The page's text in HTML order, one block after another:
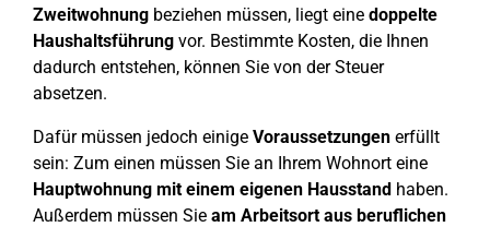
Zweitwohnung beziehen müssen, liegt eine doppelte
Haushaltsführung vor. Bestimmte Kosten, die Ihnen
dadurch entstehen, können Sie von der Steuer
absetzen.
Dafür müssen jedoch einige Voraussetzungen erfüllt
sein: Zum einen müssen Sie an Ihrem Wohnort eine
Hauptwohnung mit einem eigenen Hausstand haben.
Außerdem müssen Sie am Arbeitsort aus beruflichen